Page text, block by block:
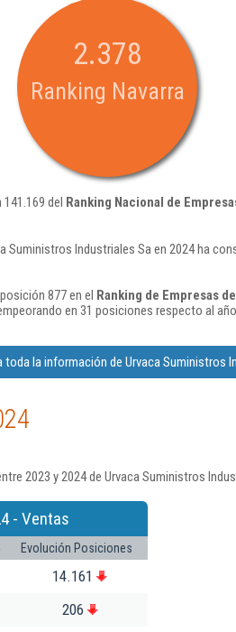
2.378
Ranking Navarra
del Ranking Nacional de
Suministros Industriales Sa en 2024 ha
877 en el Ranking de Empresas
en 31 posiciones respecto al
toda la información de Urvaca Suministros
2023 y 2024 de Urvaca Suministros
- Ventas
Evolución Posiciones
14.161
206